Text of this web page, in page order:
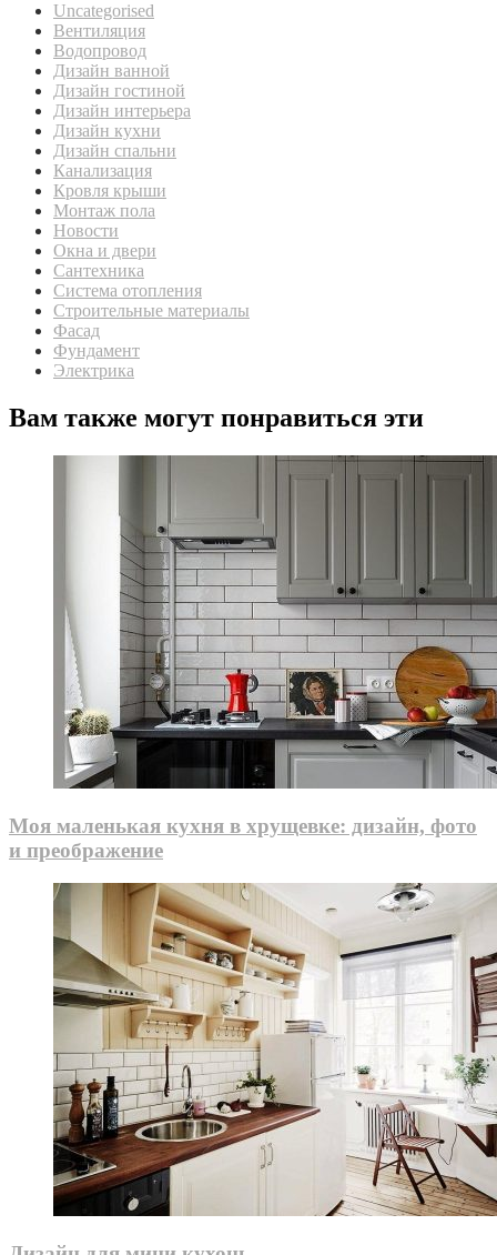
Uncategorised
Вентиляция
Водопровод
Дизайн ванной
Дизайн гостиной
Дизайн интерьера
Дизайн кухни
Дизайн спальни
Канализация
Кровля крыши
Монтаж пола
Новости
Окна и двери
Сантехника
Система отопления
Строительные материалы
Фасад
Фундамент
Электрика
Вам также могут понравиться эти
Моя маленькая кухня в хрущевке: дизайн, фото
и преображение